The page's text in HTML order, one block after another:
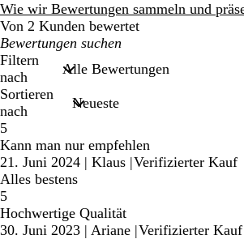
Bewertungen
Wie wir Bewertungen sammeln und
Von 2 Kunden bewertet
Meine
Sucheingaben
Filtern
nach
Sortieren
nach
5
Kann man nur empfehlen
21. Juni 2024 | Klaus |Verifizierter Kauf
Alles bestens
5
Hochwertige Qualität
30. Juni 2023 | Ariane |Verifizierter Kauf